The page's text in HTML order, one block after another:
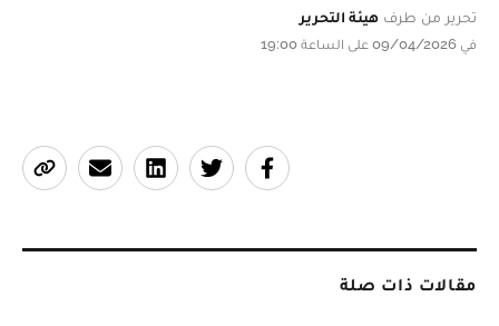
تحرير من طرف هيئة التحرير
في 09/04/2026 على الساعة 19:00
مقالات ذات صلة